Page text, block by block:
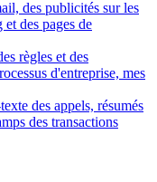
des publicités sur les
des pages de
règles et des
d'entreprise, mes
des appels, résumés
des transactions